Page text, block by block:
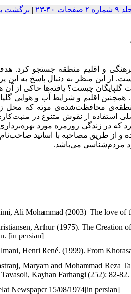
شماره ۲ صفحات ۴۰-۲۳ | برگشت
و اقلیم منطقه جستجو کرد.
از این منظر به دنبال پاسخ به این
چیست؟ یافته‌ها حاکی از آن
اقلیم و شرایط آب و هوایی
محافظت‌شده‌ی موته که محل
استفاده از نقوش متنوع در
که در زندگی روزمره مورد
از طریق مصاحبه با اساتید صاحب‌نام
مردم‌شناسی می‌باشد.
Ali Mohammad (2003). The love of
Arthur (1975). The Creation
[in persian]
Henri René. (1999). From
Maryam and Mohammad Reza
Tavasoli, Kayhan Farhangi (252): 82-
Newspaper 15/08/1974[in persian]